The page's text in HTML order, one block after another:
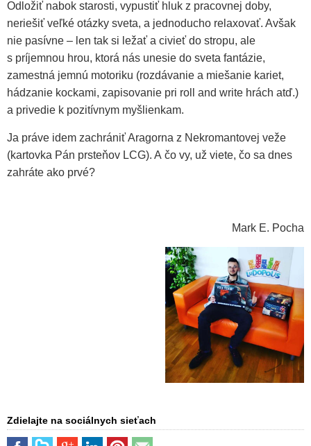
Odložiť nabok starosti, vypustiť hluk z pracovnej doby,
neriešiť veľké otázky sveta, a jednoducho relaxovať. Avšak
nie pasívne – len tak si ležať a civieť do stropu, ale
s príjemnou hrou, ktorá nás unesie do sveta fantázie,
zamestná jemnú motoriku (rozdávanie a miešanie kariet,
hádzanie kockami, zapisovanie pri roll and write hrách atď.)
a privedie k pozitívnym myšlienkam.
Ja práve idem zachrániť Aragorna z Nekromantovej veže
(kartovka Pán prsteňov LCG). A čo vy, už viete, čo sa dnes
zahráte ako prvé?
Mark E. Pocha
Zdielajte na sociálnych sieťach